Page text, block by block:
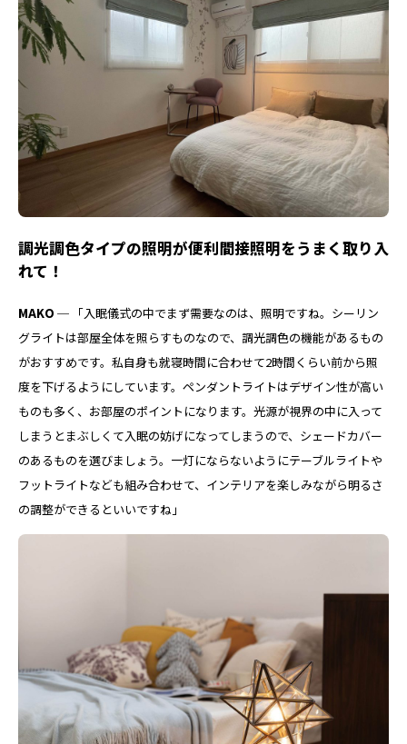
調光調色タイプの照明が便利間接照明をうまく取り入
れて！
MAKO ─ 「入眠儀式の中でまず需要なのは、照明ですね。シーリン
グライトは部屋全体を照らすものなので、調光調色の機能があるもの
がおすすめです。私自身も就寝時間に合わせて2時間くらい前から照
度を下げるようにしています。ペンダントライトはデザイン性が高い
ものも多く、お部屋のポイントになります。光源が視界の中に入って
しまうとまぶしくて入眠の妨げになってしまうので、シェードカバー
のあるものを選びましょう。一灯にならないようにテーブルライトや
フットライトなども組み合わせて、インテリアを楽しみながら明るさ
の調整ができるといいですね」